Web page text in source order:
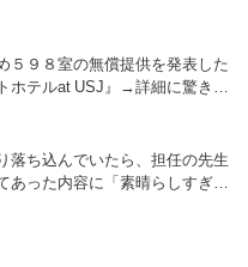
５９８室の無償提供を発表した
ホテルat USJ』→詳細に驚きの
落ち込んでいたら、担任の先生
あった内容に「素晴らしすぎ